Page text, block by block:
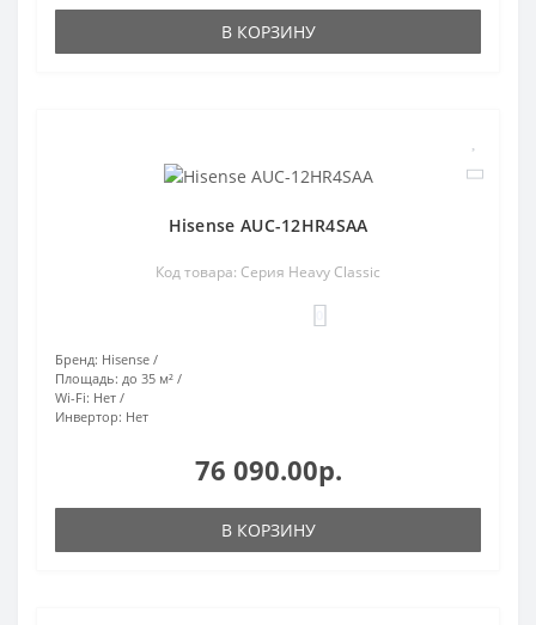
В КОРЗИНУ
Hisense AUC-12HR4SAA
Код товара: Серия Heavy Classic
Бренд: Hisense
Площадь: до 35 м²
Wi-Fi: Нет
Инвертор: Нет
76 090.00р.
В КОРЗИНУ